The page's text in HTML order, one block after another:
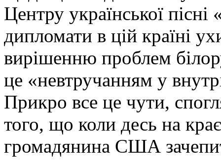
Центру української
дипломати в цій країні
вирішенню проблем
це «невтручанням у
Прикро все це чути,
того, що коли десь на
громадянина США